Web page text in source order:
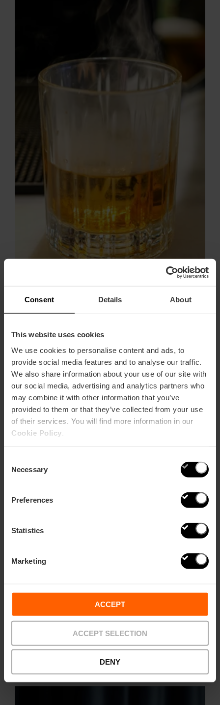
Consent Details About
This website uses cookies
We use cookies to personalise content and ads, to
provide social media features and to analyse our traffic.
We also share information about your use of our site with
our social media, advertising and analytics partners who
may combine it with other information that you’ve
provided to them or that they’ve collected from your use
of their services. You will find more information in our
Cookie Policy
Selection
Necessary
Preferences
Statistics
Marketing
ACCEPT
ACCEPT SELECTION
DENY
The Banker’s Nights
un espace dédié aux cocktails d’auteur, avec une carte
créée par Patxi Troitiño, champion d’Espagne en
Maîtrise du Cocktail et fort de plus de 30 ans
d’expérience. Sa proposition invite à voyager à travers
chaque verre, avec des créationsinspirées de
València comme le Gin City Valencia, sa version de
l’Agua de València ou encore les vins D.O.
Valencia.
Situé dans la célèbre rue dels Cavallers, le
Wine Barvous invite à profiter de sa terrasse et d’une
carte de cocktails qui célèbre l’hédonisme de la
Renaissance. Créations comme le Lucrecia (avec gin
et sirop de rose), le Negroni Borgiano (avec une
version de l’Agua de València, mêlent histoire, saveur
et plaisir.